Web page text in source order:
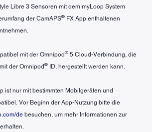
Libre 3 Sensoren mit dem myLoop System
der CamAPS® FX App enthaltenen
mit der Omnipod® 5 Cloud-Verbindung, die
der Omnipod® ID, hergestellt werden kann.
ist nur mit bestimmten Mobilgeräten und
Vor Beginn der App-Nutzung bitte die
de besuchen, um mehr Informationen zur